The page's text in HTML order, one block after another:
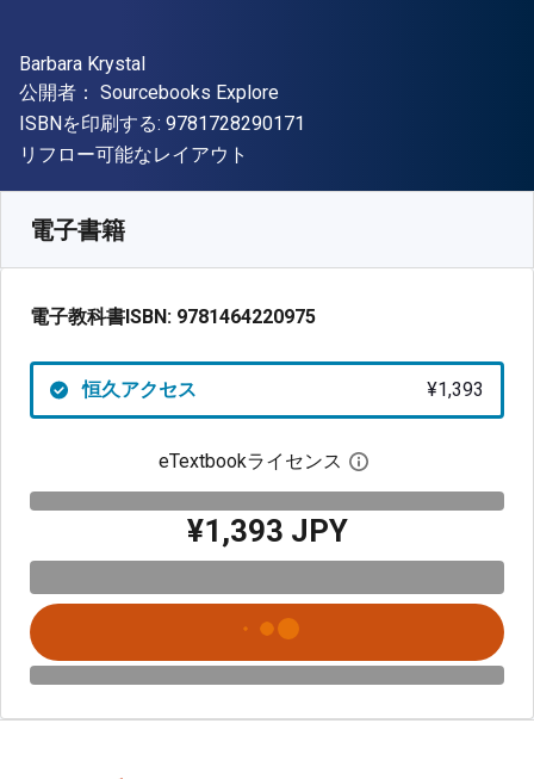
著者
Barbara Krystal
出版社
公開者： Sourcebooks Explore
ISBNを印刷する: 9781728290171
形式
リフロー可能なレイアウト
電子書籍
電子教科書ISBN: 9781464220975
恒久アクセス ¥1,393
eTextbookライセンス デジタルライセン
¥1,393 JPY